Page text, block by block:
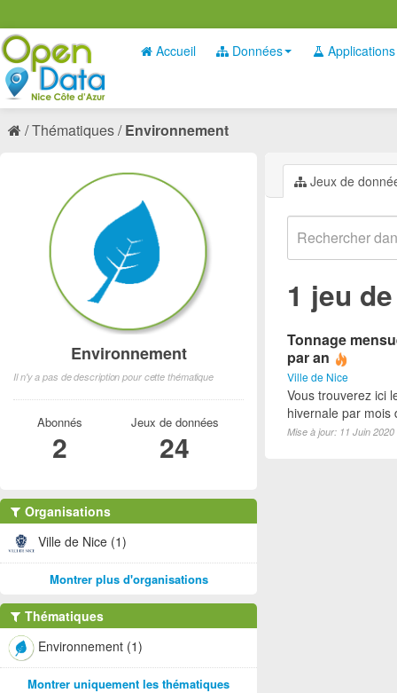
Accueil Données Applications
Thématiques Environnement
Jeux de
1 jeu
Tonnage
par an
Ville de Nice
Vous trouverez ici
hivernale par
Mise à jour: 11 Juin 2020
Environnement
Il n'y a pas de description pour cette thématique
Abonnés
2
Jeux de données
24
Organisations
Ville de Nice (1)
Montrer plus d'organisations
Thématiques
Environnement (1)
Montrer uniquement les thématiques